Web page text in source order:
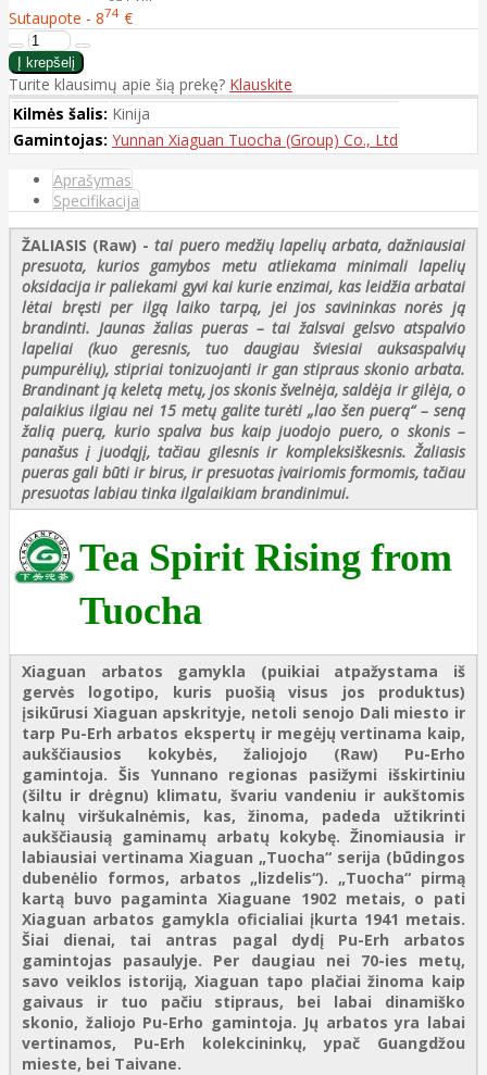
Sutaupote - 874 €
Turite klausimų apie šią prekę? Klauskite
Kilmės šalis: Kinija
Gamintojas: Yunnan Xiaguan Tuocha (Group) Co., Ltd
Aprašymas
Specifikacija
ŽALIASIS (Raw) - tai puero medžių lapelių arbata, dažniausiai
presuota, kurios gamybos metu atliekama minimali lapelių
oksidacija ir paliekami gyvi kai kurie enzimai, kas leidžia arbatai
lėtai bręsti per ilgą laiko tarpą, jei jos savininkas norės ją
brandinti. Jaunas žalias pueras – tai žalsvai gelsvo atspalvio
lapeliai (kuo geresnis, tuo daugiau šviesiai auksaspalvių
pumpurėlių), stipriai tonizuojanti ir gan stipraus skonio arbata.
Brandinant ją keletą metų, jos skonis švelnėja, saldėja ir gilėja, o
palaikius ilgiau nei 15 metų galite turėti „lao šen puerą“ – seną
žalią puerą, kurio spalva bus kaip juodojo puero, o skonis –
panašus į juodąjį, tačiau gilesnis ir kompleksiškesnis. Žaliasis
pueras gali būti ir birus, ir presuotas įvairiomis formomis, tačiau
presuotas labiau tinka ilgalaikiam brandinimui.
Tea Spirit Rising from
Tuocha
Xiaguan arbatos gamykla (puikiai atpažystama iš
gervės logotipo, kuris puošią visus jos produktus)
įsikūrusi Xiaguan apskrityje, netoli senojo Dali miesto ir
tarp Pu-Erh arbatos ekspertų ir megėjų vertinama kaip,
aukščiausios kokybės, žaliojojo (Raw) Pu-Erho
gamintoja. Šis Yunnano regionas pasižymi išskirtiniu
(šiltu ir drėgnu) klimatu, švariu vandeniu ir aukštomis
kalnų viršukalnėmis, kas, žinoma, padeda užtikrinti
aukščiausią gaminamų arbatų kokybę. Žinomiausia ir
labiausiai vertinama Xiaguan „Tuocha“ serija (būdingos
dubenėlio formos, arbatos „lizdelis“). „Tuocha“ pirmą
kartą buvo pagaminta Xiaguane 1902 metais, o pati
Xiaguan arbatos gamykla oficialiai įkurta 1941 metais.
Šiai dienai, tai antras pagal dydį Pu-Erh arbatos
gamintojas pasaulyje. Per daugiau nei 70-ies metų,
savo veiklos istoriją, Xiaguan tapo plačiai žinoma kaip
gaivaus ir tuo pačiu stipraus, bei labai dinamiško
skonio, žaliojo Pu-Erho gamintoja. Jų arbatos yra labai
vertinamos, Pu-Erh kolekcininkų, ypač Guangdžou
mieste, bei Taivane.